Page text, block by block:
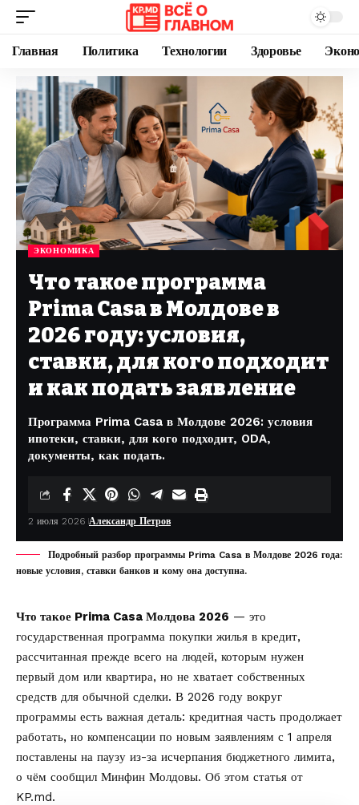
Главная Политика Технологии Здоровье
ЭКОНОМИКА
Что такое программа
Prima Casa в Молдове в
2026 году: условия,
ставки, для кого подходит
и как подать заявление
Программа Prima Casa в Молдове 2026: условия
ипотеки, ставки, для кого подходит, ODA,
документы, как подать.
2 июля 2026 Александр Петров
Подробный разбор программы Prima Casa в Молдове 2026 года:
новые условия, ставки банков и кому она доступна.
Что такое Prima Casa Молдова 2026 — это
государственная программа покупки жилья в кредит,
рассчитанная прежде всего на людей, которым нужен
первый дом или квартира, но не хватает собственных
средств для обычной сделки. В 2026 году вокруг
программы есть важная деталь: кредитная часть продолжает
работать, но компенсации по новым заявлениям с 1 апреля
поставлены на паузу из-за исчерпания бюджетного лимита,
о чём сообщил Минфин Молдовы. Об этом статья от
KP.md.